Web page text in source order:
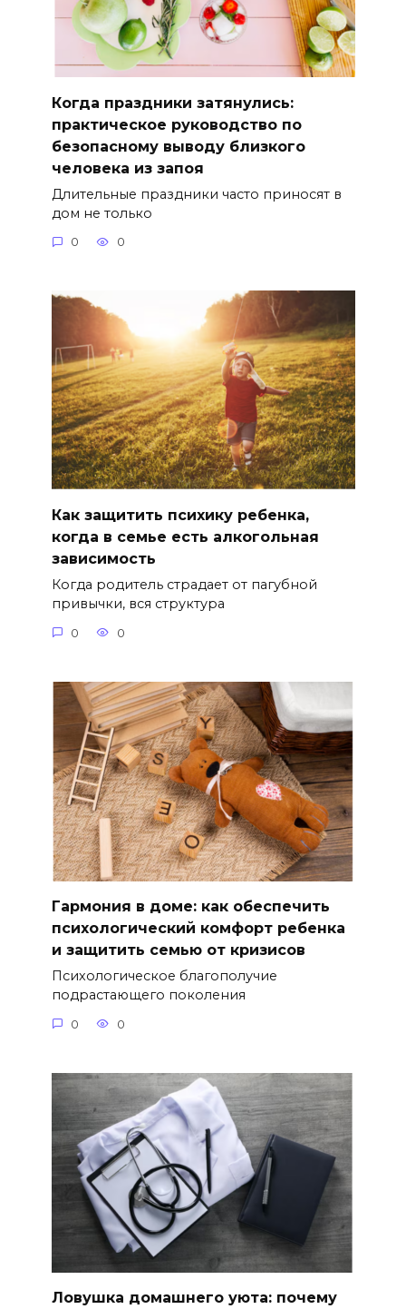
Когда праздники затянулись:
практическое руководство по
безопасному выводу близкого
человека из запоя
Длительные праздники часто приносят в
дом не только
0 0
Как защитить психику ребенка,
когда в семье есть алкогольная
зависимость
Когда родитель страдает от пагубной
привычки, вся структура
0 0
Гармония в доме: как обеспечить
психологический комфорт ребенка
и защитить семью от кризисов
Психологическое благополучие
подрастающего поколения
0 0
Ловушка домашнего уюта: почему